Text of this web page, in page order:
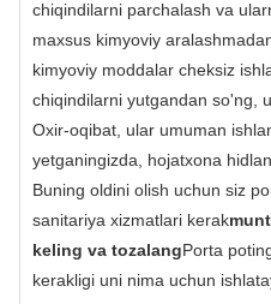
chiqindilarni parchalash va
maxsus kimyoviy
kimyoviy moddalar cheksiz
chiqindilarni yutgandan so'ng,
Oxir-oqibat, ular umuman
yetganingizda, hojatxona
Buning oldini olish uchun siz
sanitariya xizmatlari kerak
keling va tozalangPorta
kerakligi uni nima uchun